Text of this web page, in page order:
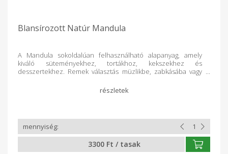
Blansírozott Natúr Mandula
A Mandula sokoldalúan felhasználható alapanyag, amely
kiváló süteményekhez, tortákhoz, kekszekhez és
desszertekhez. Remek választás müzlikbe, zabkásába vagy
ropogós kiegészítőként. Fogyasztható önmagában
egészséges nassolnivalóként, illetve mandulakrém vagy
3300 Ft / tasak